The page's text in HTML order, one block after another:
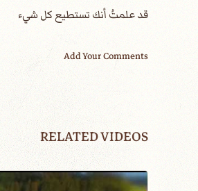
قد علمتُ أنك تستطيع كل شيء
Add Your Comments
RELATED VIDEOS